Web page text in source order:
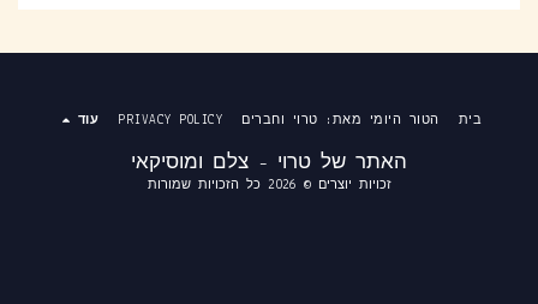
האתר של טרוי - צלם ומוסיקאי
זכויות יוצרים © 2026 כל הזכויות שמורות
בית הטור היומי מאת: טרוי וחברים PRIVACY POLICY עוד